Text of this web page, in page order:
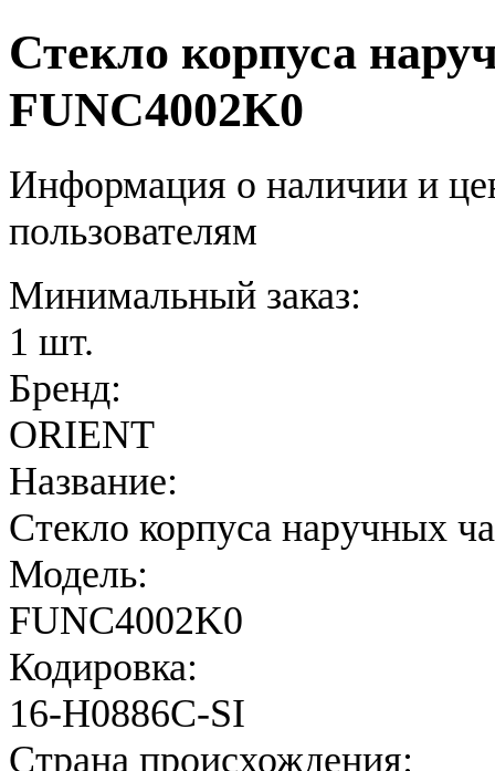
Стекло корпуса
FUNC4002K0
Информация о наличии и
пользователям
Минимальный заказ:
1 шт.
Бренд:
ORIENT
Название:
Стекло корпуса наручных
Модель:
FUNC4002K0
Кодировка:
16-H0886C-SI
Страна происхождения: